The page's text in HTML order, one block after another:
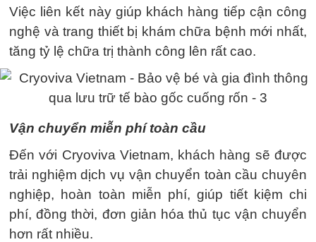
Việc liên kết này giúp khách hàng tiếp cận công
nghệ và trang thiết bị khám chữa bệnh mới nhất,
tăng tỷ lệ chữa trị thành công lên rất cao.
Vận chuyển miễn phí toàn cầu
Đến với Cryoviva Vietnam, khách hàng sẽ được
trải nghiệm dịch vụ vận chuyển toàn cầu chuyên
nghiệp, hoàn toàn miễn phí, giúp tiết kiệm chi
phí, đồng thời, đơn giản hóa thủ tục vận chuyển
hơn rất nhiều.